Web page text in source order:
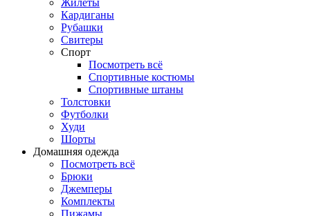
Кардиганы
Рубашки
Свитеры
Спорт
Посмотреть всё
Спортивные костюмы
Спортивные штаны
Толстовки
Футболки
Худи
Шорты
Домашняя одежда
Посмотреть всё
Брюки
Джемперы
Комплекты
Пижамы